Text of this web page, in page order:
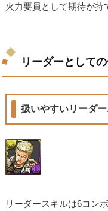
火力要員として期待が持
リーダーとして
扱いやすいリーダ
リーダースキルは6コン